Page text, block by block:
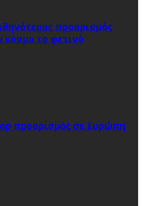
προορισμός
το φετινό
προορισμός σε Ευρώπη